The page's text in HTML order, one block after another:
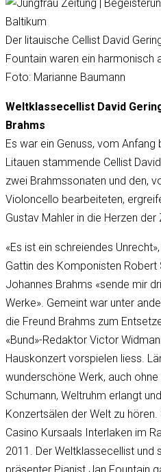
Der litauische Cellist David
Fountain waren ein harmonisch
Foto: Marianne Baumann
Weltklassecellist David
Brahms
Es war ein Genuss, vom
Litauen stammende Cellist
zwei Brahmssonaten und den,
Violoncello bearbeiteten,
Gustav Mahler in die Herzen der
«Es ist ein schreiendes
Gattin des Komponisten Robert
Johannes Brahms «sende mir
Werke». Gemeint war unter
die Freund Brahms zum
«Bund»-Redaktor Victor
Hauskonzert vorspielen liess.
wunderschöne Werk, auch
Schumann, Weltruhm erlangt
Konzertsälen der Welt zu
Casino Kursaals Interlaken im
2011. Der Weltklassecellist und